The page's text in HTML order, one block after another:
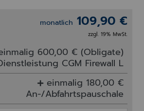
monatlich 109,90 €
zzgl. 19% MwSt.
600,00 € (Obligate)
CGM Firewall L
einmalig 180,00 €
An-/Abfahrtspauschale